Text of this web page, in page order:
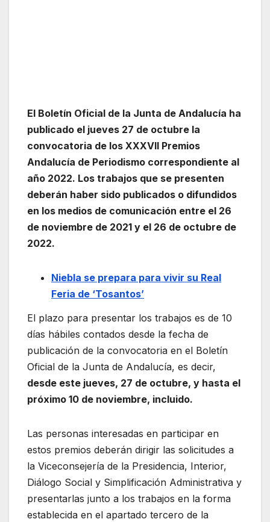
El Boletín Oficial de la Junta de Andalucía ha
publicado el jueves 27 de octubre la
convocatoria de los XXXVII Premios
Andalucía de Periodismo correspondiente al
año 2022. Los trabajos que se presenten
deberán haber sido publicados o difundidos
en los medios de comunicación entre el 26
de noviembre de 2021 y el 26 de octubre de
2022.
Niebla se prepara para vivir su Real
Feria de ‘Tosantos’
El plazo para presentar los trabajos es de 10
días hábiles contados desde la fecha de
publicación de la convocatoria en el Boletín
Oficial de la Junta de Andalucía, es decir,
desde este jueves, 27 de octubre, y hasta el
próximo 10 de noviembre, incluido.
Las personas interesadas en participar en
estos premios deberán dirigir las solicitudes a
la Viceconsejería de la Presidencia, Interior,
Diálogo Social y Simplificación Administrativa y
presentarlas junto a los trabajos en la forma
establecida en el apartado tercero de la